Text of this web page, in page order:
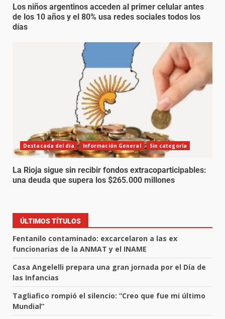
Los niños argentinos acceden al primer celular antes
de los 10 años y el 80% usa redes sociales todos los
días
Destacada del día Información General Sin categoría
La Rioja sigue sin recibir fondos extracoparticipables:
una deuda que supera los $265.000 millones
ÚLTIMOS TÍTULOS
Fentanilo contaminado: excarcelaron a las ex
funcionarias de la ANMAT y el INAME
Casa Angelelli prepara una gran jornada por el Día de
las Infancias
Tagliafico rompió el silencio: “Creo que fue mi último
Mundial”